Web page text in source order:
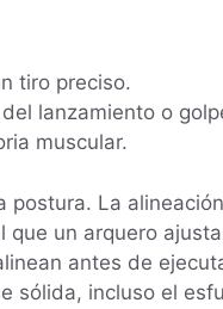
tiro preciso.
lanzamiento o
muscular.
postura. La
un arquero
antes de
sólida, incluso el